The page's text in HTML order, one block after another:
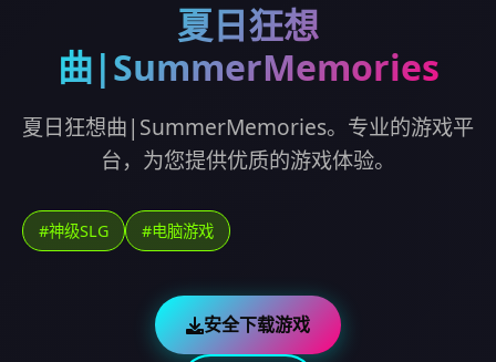
夏日狂想
曲|SummerMemories
夏日狂想曲|SummerMemories。专业的游戏平
台，为您提供优质的游戏体验。
#神级SLG #电脑游戏
安全下载游戏